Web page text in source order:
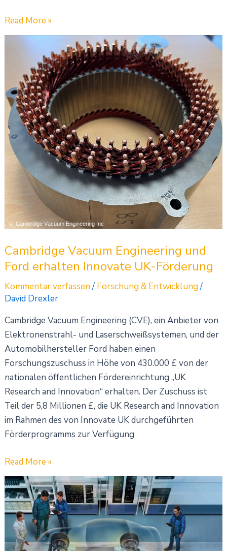
Read More »
Cambridge Vacuum Engineering und
Ford erhalten Innovate UK-Förderung
Kommentar verfassen/ Forschung & Entwicklung/
David Drexler
Cambridge Vacuum Engineering (CVE), ein Anbieter von
Elektronenstrahl- und Laserschweißsystemen, und der
Automobilhersteller Ford haben einen
Forschungszuschuss in Höhe von 430.000 £ von der
nationalen öffentlichen Fördereinrichtung „UK
Research and Innovation“ erhalten. Der Zuschuss ist
Teil der 5,8 Millionen £, die UK Research and Innovation
im Rahmen des von Innovate UK durchgeführten
Förderprogramms zur Verfügung
Engineering
Ford
erhalten
Innovate
UK-
Förderung
Read More »
Meilenstein
im
Projekt
„Scale-
up